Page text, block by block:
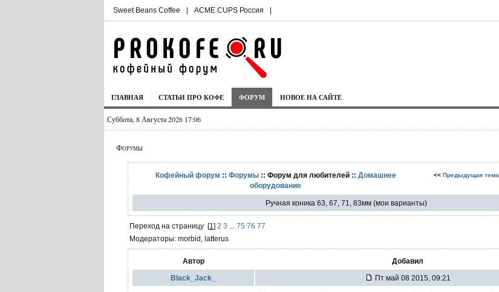
Sweet Beans Coffee | ACME CUPS Россия |
ГЛАВНАЯ СТАТЬИ ПРО КОФЕ ФОРУМ НОВОЕ НА САЙТЕ
Суббота, 8 Августа 2026 17:06
Форумы
Кофейный форум :: Форумы:: Форум для любителей :: Домашнее
оборудование
<< Предыдущая тема
Ручная коника 63, 67, 71, 83мм (мои варианты)
Переход на страницу [1 ] 2 3 75 76 77
Модераторы: morbid, latterus
Автор Добавил
Black_Jack_ Пт май 08 2015, 09:21